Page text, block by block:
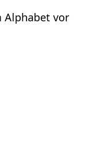
Alphabet vor